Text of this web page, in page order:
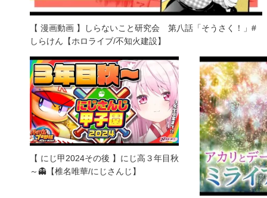
【 漫画動画 】しらないこと研究会 第八話「そうさく！」#
しらけん【ホロライブ/不知火建設】
【 にじ甲2024その後 】にじ高３年目秋
～👻【椎名唯華/にじさんじ】